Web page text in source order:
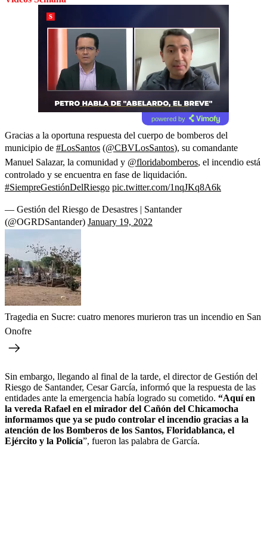
powered by
Gracias a la oportuna respuesta del cuerpo de bomberos del
municipio de #LosSantos (@CBVLosSantos), su comandante
Manuel Salazar, la comunidad y @floridabomberos, el incendio está
controlado y se encuentra en fase de liquidación.
#SiempreGestiónDelRiesgo pic.twitter.com/1nqJKq8A6k
— Gestión del Riesgo de Desastres | Santander
(@OGRDSantander) January 19, 2022
Tragedia en Sucre: cuatro menores murieron tras un incendio en San
Onofre
Sin embargo, llegando al final de la tarde, el director de Gestión del
Riesgo de Santander, Cesar García, informó que la respuesta de las
entidades ante la emergencia había logrado su cometido. “Aquí en
la vereda Rafael en el mirador del Cañón del Chicamocha
informamos que ya se pudo controlar el incendio gracias a la
atención de los Bomberos de los Santos, Floridablanca, el
Ejército y la Policía”, fueron las palabra de García.